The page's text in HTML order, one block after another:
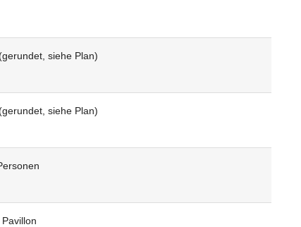
siehe Plan)
siehe Plan)